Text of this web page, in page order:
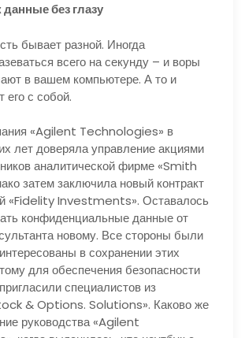
без глазу
бывает разной. Иногда
всего на секунду – и воры
в вашем компьютере. А то и
его с собой.
«Agilent Technologies» в
лет доверяла управление акциями
аналитической фирме «Smith
затем заключила новый контракт
«Fidelity Investments». Оставалось
конфиденциальные данные от
новому. Все стороны были
в сохранении этих
для обеспечения безопасности
специалистов из
& Options. Solutions». Каково же
руководства «Agilent